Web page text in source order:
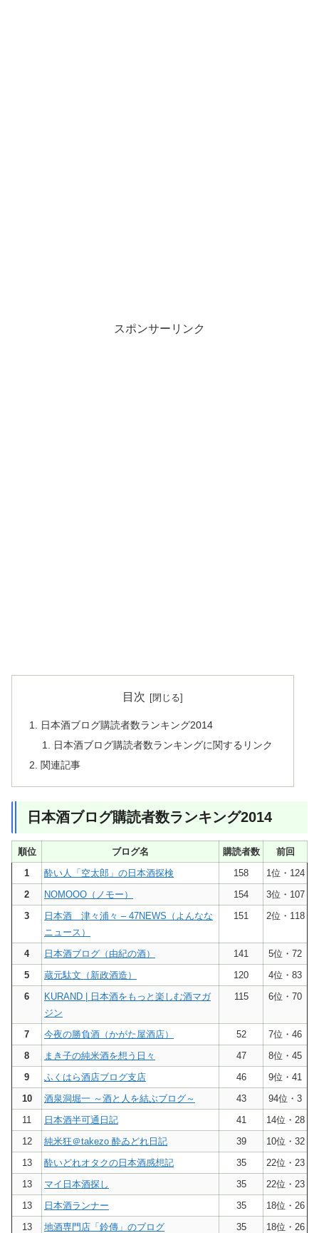
スポンサーリンク
目次
日本酒ブログ購読者数ランキング2014
日本酒ブログ購読者数ランキングに関するリンク
関連記事
日本酒ブログ購読者数ランキング2014
順位 ブログ名 購読者数
前回
1
酔い人「空太郎」の日本酒探検 158
1位・124
2
NOMOOO（ノモー） 154
3位・107
3
日本酒 津々浦々 – 47NEWS（よんなな
ニュース）
151 2位・118
4 日本酒ブログ（由紀の酒） 141
5位・72
5
蔵元駄文（新政酒造） 120
4位・83
6
KURAND | 日本酒をもっと楽しむ酒マガ
ジン
115 6位・70
7 今夜の勝負酒（かがた屋酒店） 52
7位・46
8
まき子の純米酒を想う日々 47
8位・45
9
ふくはら酒店ブログ支店 46
9位・41
10
酒泉洞堀一 ～酒と人を結ぶブログ～ 43
94位・3
11
日本酒半可通日記 41
14位・28
12
純米狂＠takezo 酔ゐどれ日記 39
10位・32
13
酔いどれオタクの日本酒感想記 35
22位・23
13
マイ日本酒探し 35
22位・23
13
日本酒ランナー 35
18位・26
13
地酒専門店「鈴傳」のブログ 35 18位・26